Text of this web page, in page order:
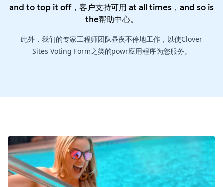
and to top it off，客户支持可用 at all times，and so is
the帮助中心。
此外，我们的专家工程师团队昼夜不停地工作，以使Clover
Sites Voting Form之类的powr应用程序为您服务。